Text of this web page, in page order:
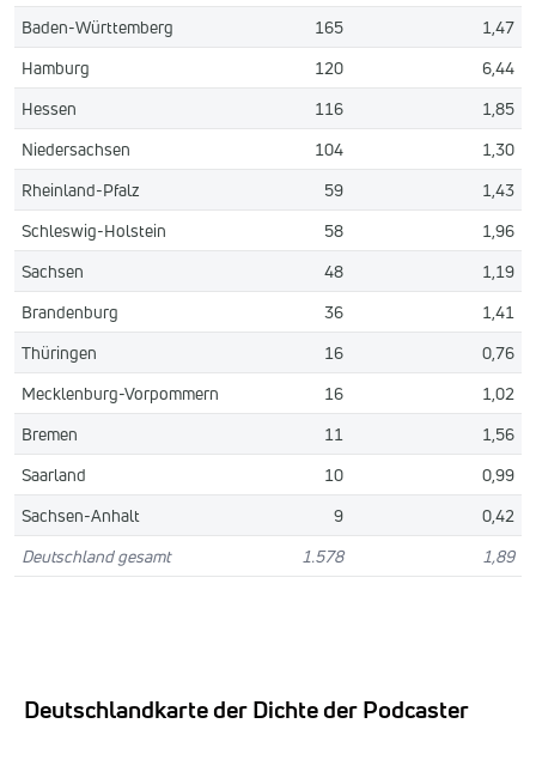
Baden-Württemberg
165
1,47
Hamburg
120
6,44
Hessen
116
1,85
Niedersachsen
104
1,30
Rheinland-Pfalz
59
1,43
Schleswig-Holstein
58
1,96
Sachsen
48
1,19
Brandenburg
36
1,41
Thüringen
16
0,76
Mecklenburg-Vorpommern
16
1,02
Bremen
11
1,56
Saarland
10
0,99
Sachsen-Anhalt
9
0,42
Deutschland gesamt
1.578 1,89
Deutschlandkarte der Dichte der Podcaster